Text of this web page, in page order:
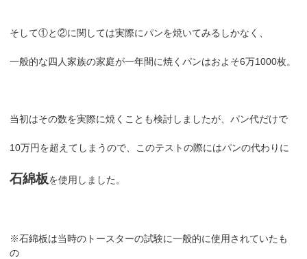
そして①と②に関しては実際にパンを焼いてみるしかなく、
一般的な四人家族の家庭が一年間に焼くパンはおよそ6万1000枚。
当初はその数を実際に焼くことも検討しましたが、パン代だけで
10万円を超えてしまうので、このテストの際にはパンの代わりに
石綿板を使用しました。
※石綿板は当時のトースターの試験に一般的に使用されていたも
の